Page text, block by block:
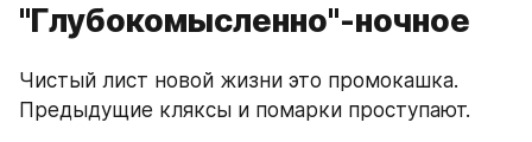
"Глубокомысленно"-ночное
Чистый лист новой жизни это промокашка.
Предыдущие кляксы и помарки проступают.